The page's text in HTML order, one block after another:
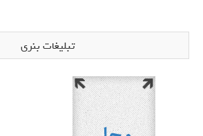
تبلیغات بنری